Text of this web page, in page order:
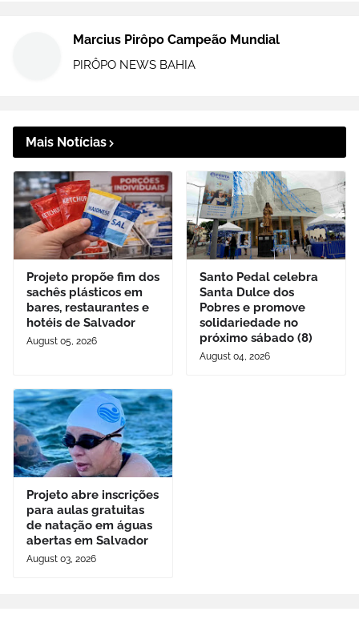
Marcius Pirôpo Campeão Mundial
PIRÔPO NEWS BAHIA
Mais Notícias
Projeto propõe fim dos
sachês plásticos em
bares, restaurantes e
hotéis de Salvador
August 05, 2026
Santo Pedal celebra
Santa Dulce dos
Pobres e promove
solidariedade no
próximo sábado (8)
August 04, 2026
Projeto abre inscrições
para aulas gratuitas
de natação em águas
abertas em Salvador
August 03, 2026